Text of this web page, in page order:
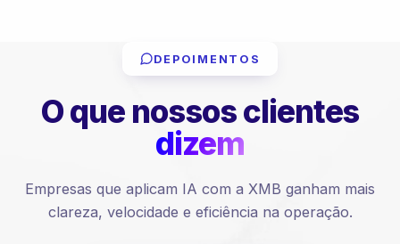
DEPOIMENTOS
O que nossosclientes
dizem
Empresas que aplicam IA com a XMB ganham mais
clareza, velocidade e eficiência na operação.